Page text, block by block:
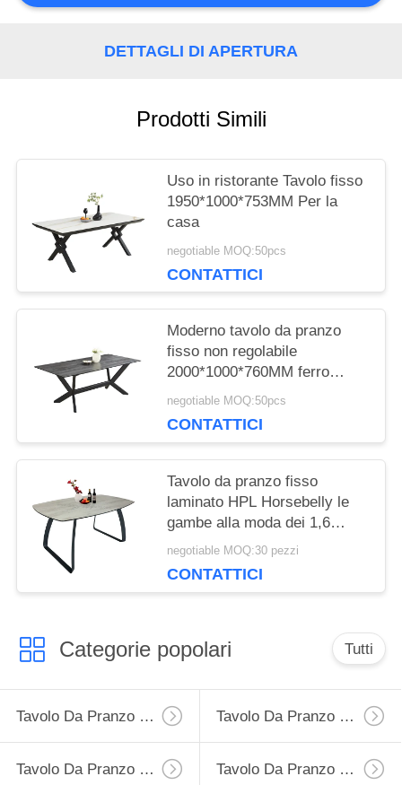
CITAZIONE
SITO
PRIVACY
POLICY
DETTAGLI DI APERTURA
Prodotti Simili
Uso in ristorante Tavolo fisso
1950*1000*753MM Per la
casa
negotiable MOQ:50pcs
CONTATTICI
Moderno tavolo da pranzo
fisso non regolabile
2000*1000*760MM ferro
ceramico 4 gambe
negotiable MOQ:50pcs
CONTATTICI
Tavolo da pranzo fisso
laminato HPL Horsebelly le
gambe alla moda dei 1,6
tester 8 sedili
negotiable MOQ:30 pezzi
CONTATTICI
Categorie popolari Tutti
Tavolo Da Pranzo Di Estensione Tavolo Da Pranzo Fisso
Tavolo Da Pranzo Di Vetro Temperato Tavolo Da Pranzo Di HPL